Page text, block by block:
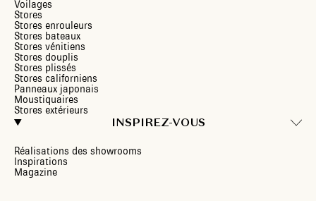
Voilages
Stores
Stores enrouleurs
Stores bateaux
Stores vénitiens
Stores douplis
Stores plissés
Stores californiens
Panneaux japonais
Moustiquaires
Stores extérieurs
INSPIREZ-VOUS
Réalisations des showrooms
Inspirations
Magazine